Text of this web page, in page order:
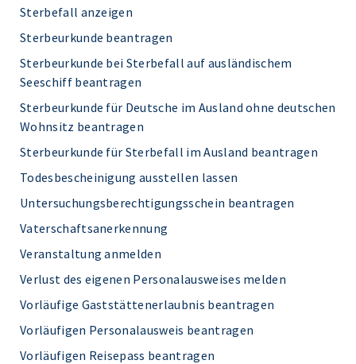
Sterbefall anzeigen
Sterbeurkunde beantragen
Sterbeurkunde bei Sterbefall auf ausländischem
Seeschiff beantragen
Sterbeurkunde für Deutsche im Ausland ohne deutschen
Wohnsitz beantragen
Sterbeurkunde für Sterbefall im Ausland beantragen
Todesbescheinigung ausstellen lassen
Untersuchungsberechtigungsschein beantragen
Vaterschaftsanerkennung
Veranstaltung anmelden
Verlust des eigenen Personalausweises melden
Vorläufige Gaststättenerlaubnis beantragen
Vorläufigen Personalausweis beantragen
Vorläufigen Reisepass beantragen